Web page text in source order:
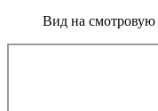
Вид на